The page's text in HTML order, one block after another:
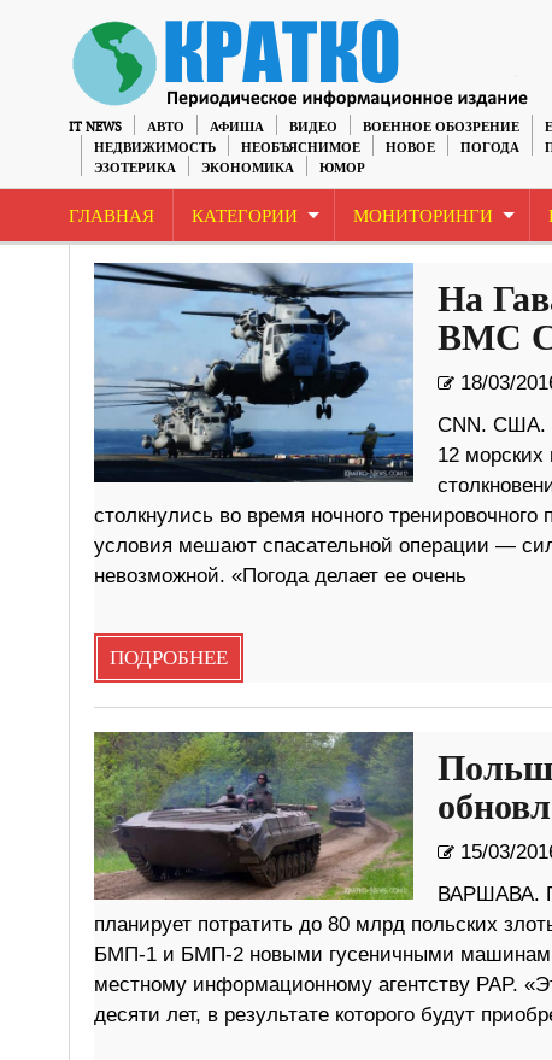
IT NEWS АВТО АФИША ВИДЕО ВОЕННОЕ ОБОЗРЕНИЕ
НЕДВИЖИМОСТЬ
НЕОБЪЯСНИМОЕ НОВОЕ ПОГОДА
ЭЗОТЕРИКА
ЭКОНОМИКА ЮМОР
ГЛАВНАЯ КАТЕГОРИИ МОНИТОРИНГИ
На
ВМС
18/03/
CNN. США.
12 морских
столкнулись во время ночного
условия мешают спасательной операции —
невозможной. «Погода делает ее очень
ПОДРОБНЕЕ
15/03/
ВАРШАВА.
планирует потратить до 80 млрд польских
БМП-1 и БМП-2 новыми гусеничными
местному информационному агентству PAP.
десяти лет, в результате которого будут